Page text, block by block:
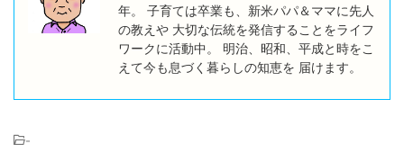
年。 子育ては卒業も、新米パパ＆ママに先人
の教えや 大切な伝統を発信することをライフ
ワークに活動中。 明治、昭和、平成と時をこ
えて今も息づく暮らしの知恵を 届けます。
-